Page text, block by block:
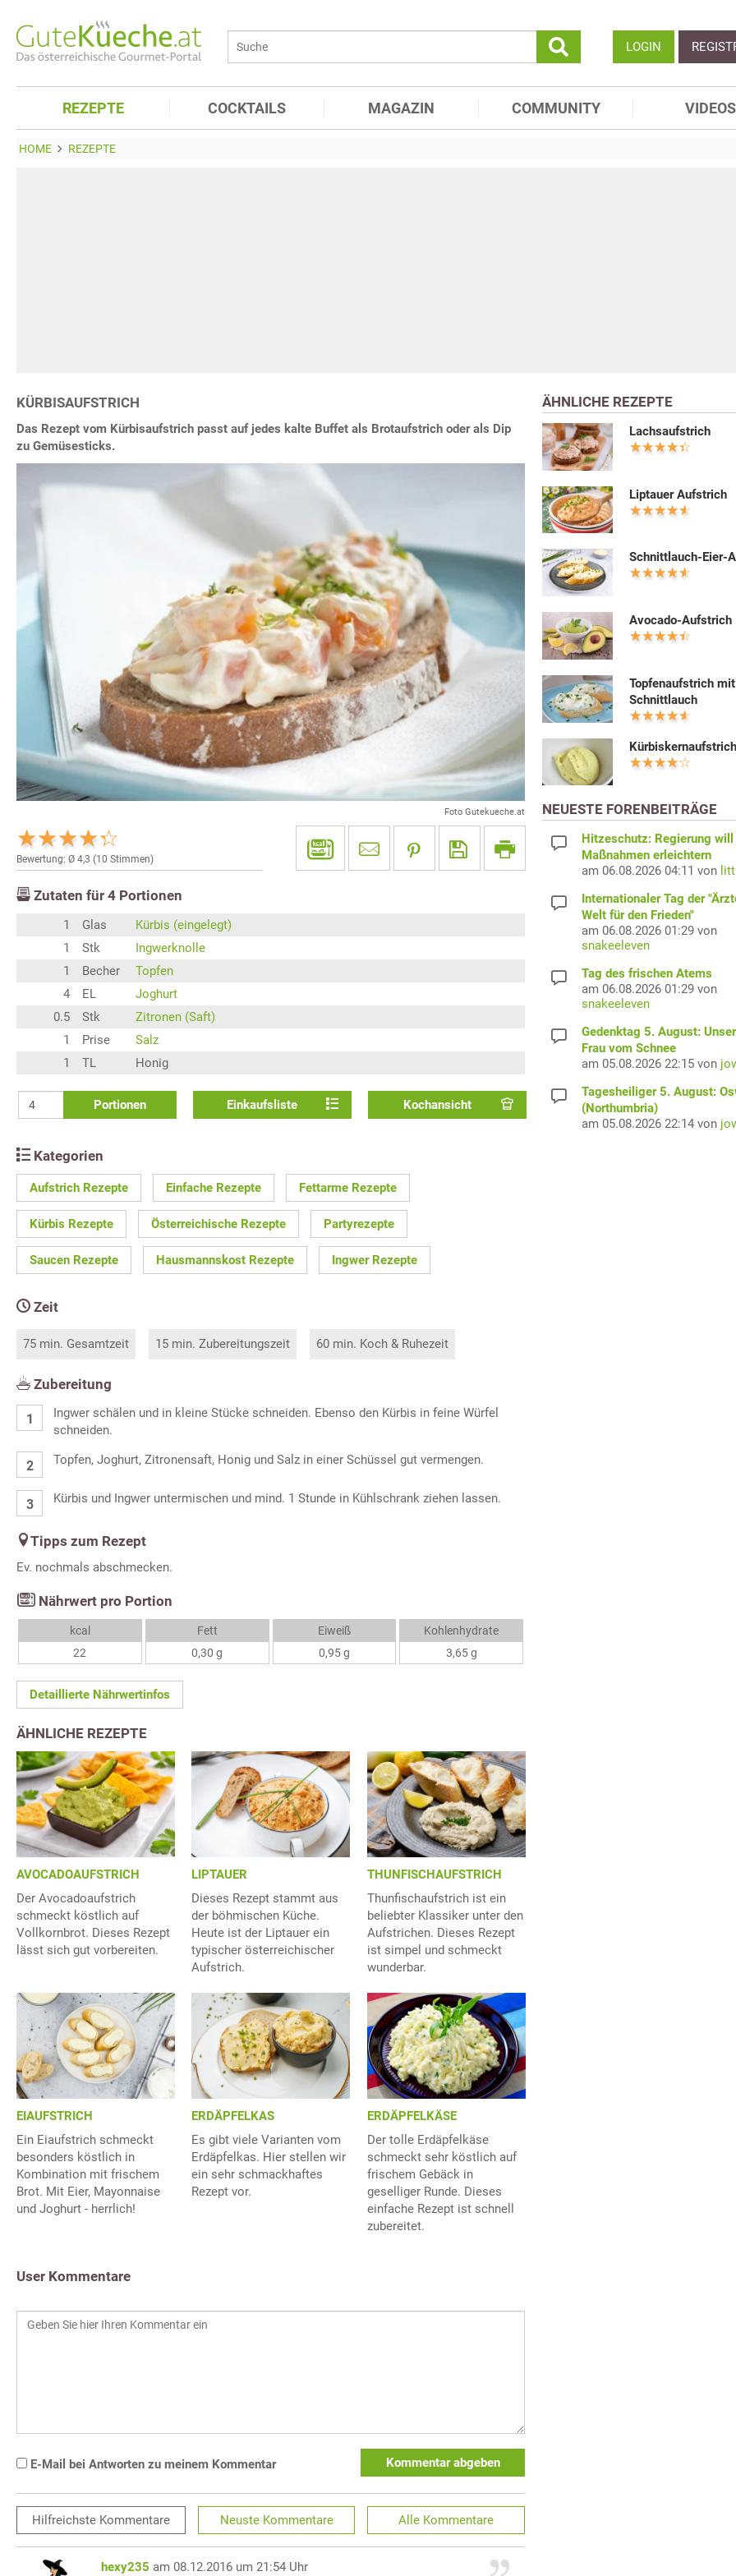
LOGIN
REZEPTE COCKTAILS MAGAZIN COMMUNITY VIDEOS
HOME REZEPTE
KÜRBISAUFSTRICH
Das Rezept vom Kürbisaufstrich passt auf jedes kalte Buffet als Brotaufstrich oder als Dip
zu Gemüsesticks.
Foto Gutekueche.at
Bewertung: Ø 4,3 (10 Stimmen)
Zutaten für 4 Portionen
1 Glas
Kürbis (eingelegt)
1
Stk
Ingwerknolle
1
Becher
Topfen
4
EL
Joghurt
0.5
Stk
Zitronen (Saft)
1
Prise
Salz
1
TL Honig
Portionen Einkaufsliste Kochansicht
Kategorien
Aufstrich Rezepte Einfache Rezepte Fettarme Rezepte
Kürbis Rezepte Österreichische Rezepte Partyrezepte
Saucen Rezepte Hausmannskost Rezepte Ingwer Rezepte
Zeit
75 min. Gesamtzeit 15 min. Zubereitungszeit 60 min. Koch & Ruhezeit
Zubereitung
Ingwer schälen und in kleine Stücke schneiden. Ebenso den Kürbis in feine Würfel
schneiden.
Topfen, Joghurt, Zitronensaft, Honig und Salz in einer Schüssel gut vermengen.
Kürbis und Ingwer untermischen und mind. 1 Stunde in Kühlschrank ziehen lassen.
Tipps zum Rezept
Ev. nochmals abschmecken.
Nährwert pro Portion
kcal
22
Fett
0,30 g
Eiweiß
0,95 g
Kohlenhydrate
3,65 g
Detaillierte Nährwertinfos
ÄHNLICHE REZEPTE
AVOCADOAUFSTRICH
Der Avocadoaufstrich
schmeckt köstlich auf
Vollkornbrot. Dieses Rezept
lässt sich gut vorbereiten.
LIPTAUER
Dieses Rezept stammt aus
der böhmischen Küche.
Heute ist der Liptauer ein
typischer österreichischer
Aufstrich.
THUNFISCHAUFSTRICH
Thunfischaufstrich ist ein
beliebter Klassiker unter den
Aufstrichen. Dieses Rezept
ist simpel und schmeckt
wunderbar.
EIAUFSTRICH
Ein Eiaufstrich schmeckt
besonders köstlich in
Kombination mit frischem
Brot. Mit Eier, Mayonnaise
und Joghurt - herrlich!
ERDÄPFELKAS
Es gibt viele Varianten vom
Erdäpfelkas. Hier stellen wir
ein sehr schmackhaftes
Rezept vor.
ERDÄPFELKÄSE
Der tolle Erdäpfelkäse
schmeckt sehr köstlich auf
frischem Gebäck in
geselliger Runde. Dieses
einfache Rezept ist schnell
zubereitet.
User Kommentare
E-Mail bei Antworten zu meinem Kommentar Kommentar abgeben
Hilfreichste Kommentare Neuste Kommentare Alle Kommentare
hexy235 am 08.12.2016 um 21:54 Uhr
ÄHNLICHE REZEPTE
Lachsaufstrich
Liptauer Aufstrich
Schnittlauch-Eier-
Avocado-Aufstrich
Topfenaufstrich mit
Schnittlauch
NEUESTE FORENBEITRÄGE
Hitzeschutz: Regierung will
Maßnahmen erleichtern
am 06.08.2026 04:11 von
Internationaler Tag der
Welt für den Frieden"
am 06.08.2026 01:29 von
snakeeleven
Tag des frischen Atems
am 06.08.2026 01:29 von
snakeeleven
Gedenktag 5. August:
Frau vom Schnee
am 05.08.2026 22:15 von
Tagesheiliger 5. August:
(Northumbria)
am 05.08.2026 22:14 von